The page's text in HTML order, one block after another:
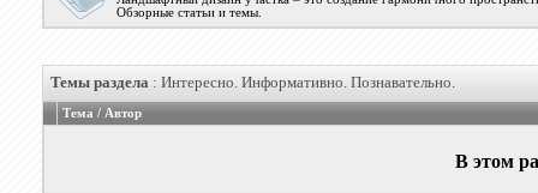
Обзорные статьи и темы.
Темы раздела: Интересно. Информативно. Познавательно.
Тема / Автор
В этом